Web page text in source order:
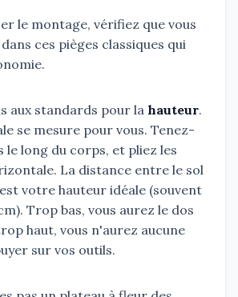
le montage, vérifiez que vous
ces pièges classiques qui
aux standards pour la hauteur.
se mesure pour vous. Tenez-
le long du corps, et pliez les
La distance entre le sol
votre hauteur idéale (souvent
Trop bas, vous aurez le dos
haut, vous n'aurez aucune
sur vos outils.